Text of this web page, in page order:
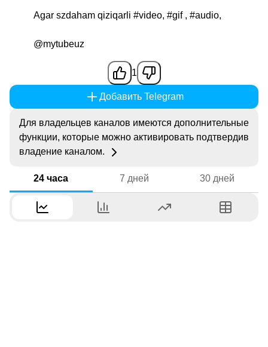
Agar szdaham qiziqarli #video, #gif , #audio,
@mytubeuz
1
Добавить Telegram
Для владельцев каналов имеются дополнительные
функции, которые можно активировать подтвердив
владение каналом.
24 часа 7 дней 30 дней